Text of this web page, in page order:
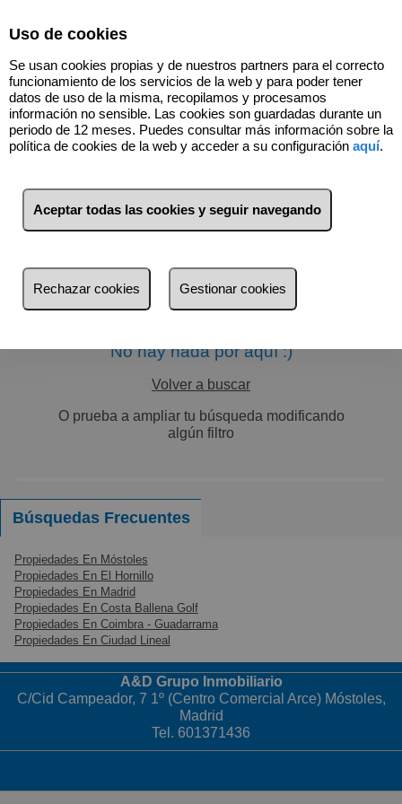
Filtros
más reciente
No hay nada por aquí :)
Volver a buscar
O prueba a ampliar tu búsqueda modificando
algún filtro
Búsquedas Frecuentes
Propiedades En Móstoles
Propiedades En El Hornillo
Propiedades En Madrid
Propiedades En Costa Ballena Golf
Propiedades En Coimbra - Guadarrama
Propiedades En Ciudad Lineal
A&D Grupo Inmobiliario
C/Cid Campeador, 7 1º (Centro Comercial Arce) Móstoles,
Madrid
Tel. 601371436
Uso de cookies
Se usan cookies propias y de nuestros partners para el correcto
funcionamiento de los servicios de la web y para poder tener
datos de uso de la misma, recopilamos y procesamos
información no sensible. Las cookies son guardadas durante un
periodo de 12 meses. Puedes consultar más información sobre la
política de cookies de la web y acceder a su configuración aquí.
Aceptar todas las cookies y seguir navegando
Rechazar cookies Gestionar cookies